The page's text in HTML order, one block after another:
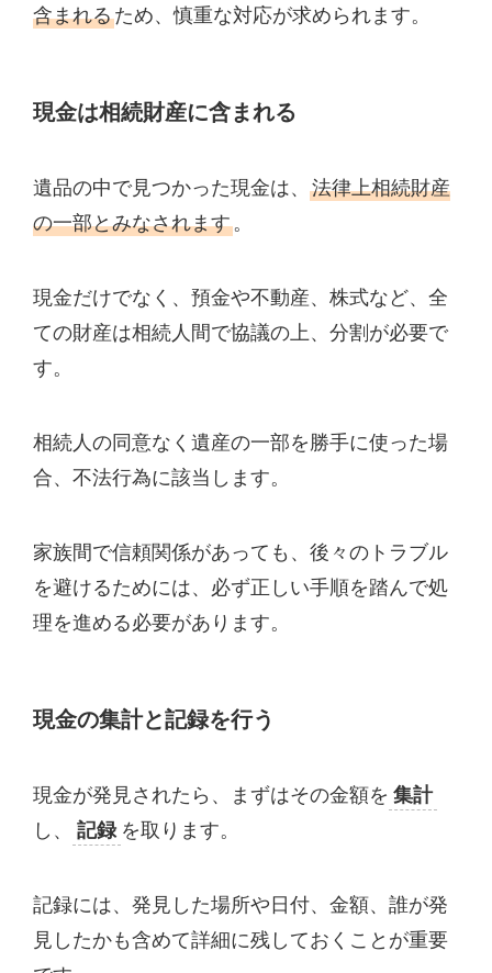
含まれるため、慎重な対応が求められます。
現金は相続財産に含まれる
遺品の中で見つかった現金は、 法律上相続財産
の一部とみなされます。
現金だけでなく、預金や不動産、株式など、全
ての財産は相続人間で協議の上、分割が必要で
す。
相続人の同意なく遺産の一部を勝手に使った場
合、不法行為に該当します。
家族間で信頼関係があっても、後々のトラブル
を避けるためには、必ず正しい手順を踏んで処
理を進める必要があります。
現金の集計と記録を行う
現金が発見されたら、まずはその金額を 集計
し、
記録 を取ります。
記録には、発見した場所や日付、金額、誰が発
見したかも含めて詳細に残しておくことが重要